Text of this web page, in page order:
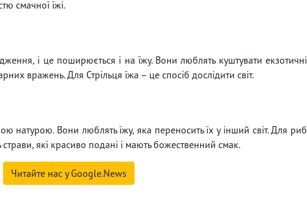
смачної їжі.
і це поширюється і на їжу. Вони люблять куштувати екзотичні
вражень. Для Стрільця їжа – це спосіб дослідити світ.
натурою. Вони люблять їжу, яка переносить їх у інший світ. Для риб
які красиво подані і мають божественний смак.
Читайте нас у Google.News